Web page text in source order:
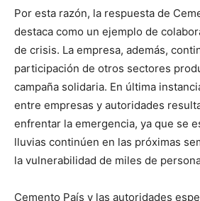
Por esta razón, la respuesta de
destaca como un ejemplo de
de crisis. La empresa, además,
participación de otros sectores
campaña solidaria. En última
entre empresas y autoridades
enfrentar la emergencia, ya que se
lluvias continúen en las próximas
la vulnerabilidad de miles de
Cemento País y las autoridades